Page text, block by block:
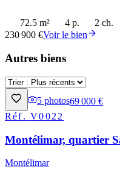
72.5 m² 4 p.
2 ch.
230 900 €Voir le bien
Autres biens
5 photos69 000 €
Réf.V0022
Montélimar, quartier
Montélimar